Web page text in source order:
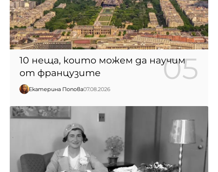
10 неща, които можем да научим
от французите
Екатерина Попова07.08.2026